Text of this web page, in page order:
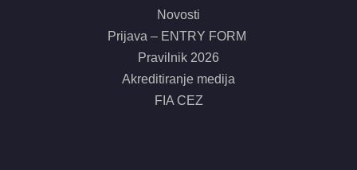
Novosti
Prijava – ENTRY FORM
Pravilnik 2026
Akreditiranje medija
FIA CEZ